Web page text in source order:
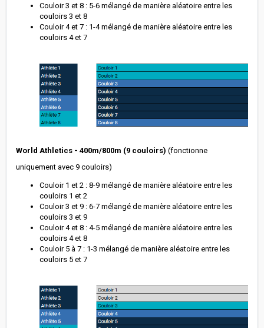
Couloir 3 et 8 : 5-6 mélangé de manière aléatoire entre les
couloirs 3 et 8
Couloir 4 et 7 : 1-4 mélangé de manière aléatoire entre les
couloirs 4 et 7
World Athletics - 400m/800m (9 couloirs) (fonctionne
uniquement avec 9 couloirs)
Couloir 1 et 2 : 8-9 mélangé de manière aléatoire entre les
couloirs 1 et 2
Couloir 3 et 9 : 6-7 mélangé de manière aléatoire entre les
couloirs 3 et 9
Couloir 4 et 8 : 4-5 mélangé de manière aléatoire entre les
couloirs 4 et 8
Couloir 5 à 7 : 1-3 mélangé de manière aléatoire entre les
couloirs 5 et 7